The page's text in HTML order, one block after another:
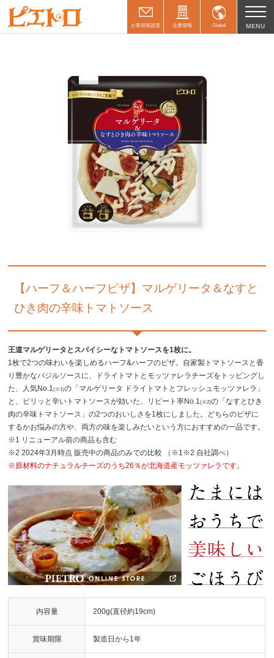
お客様相談室 企業情報 Global MENU
【ハーフ＆ハーフピザ】マルゲリータ＆なすと
ひき肉の辛味トマトソース
王道マルゲリータとスパイシーなトマトソースを1枚に。
1枚で2つの味わいを楽しめるハーフ&ハーフのピザ。自家製トマトソースと香
り豊かなバジルソースに、ドライトマトとモッツァレラチーズをトッピングし
た、人気No.1(※1)の「マルゲリータ ドライトマトとフレッシュモッツァレラ」
と、ピリッと辛いトマトソースが効いた、リピート率No.1(※2)の「なすとひき
肉の辛味トマトソース」の2つのおいしさを1枚にしました。どちらのピザに
するかお悩みの方や、両方の味を楽しみたいという方におすすめの一品です。
※1 リニューアル前の商品も含む
※2 2024年3月時点 販売中の商品のみでの比較 （※1※2 自社調べ）
※原材料のナチュラルチーズのうち26％が北海道産モッツァレラです。
内容量 200g(直径約19cm)
賞味期限 製造日から1年